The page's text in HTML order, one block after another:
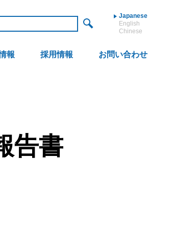
Japanese
English
Chinese
報 採用情報 お問い合わせ
告書